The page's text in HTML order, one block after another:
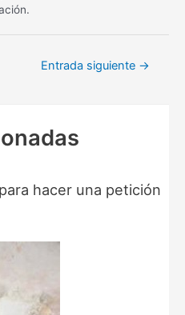
Entrada siguiente →
hacer una petición